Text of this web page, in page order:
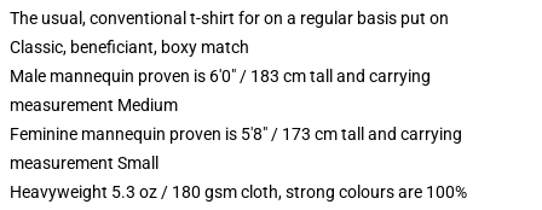
The usual, conventional t-shirt for on a regular basis put on
Classic, beneficiant, boxy match
Male mannequin proven is 6'0" / 183 cm tall and carrying
measurement Medium
Feminine mannequin proven is 5'8" / 173 cm tall and carrying
measurement Small
Heavyweight 5.3 oz / 180 gsm cloth, strong colours are 100%